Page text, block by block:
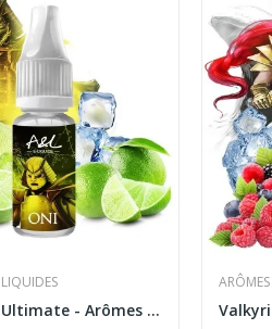
Oni 10ml Ultimate - Arômes et Liquides